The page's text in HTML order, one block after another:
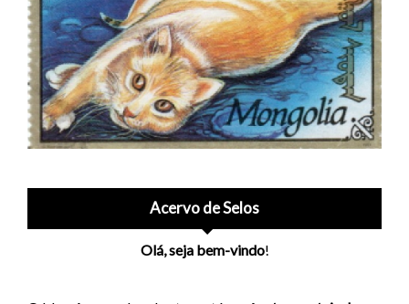
Acervo de Selos
Olá, seja bem-vindo!